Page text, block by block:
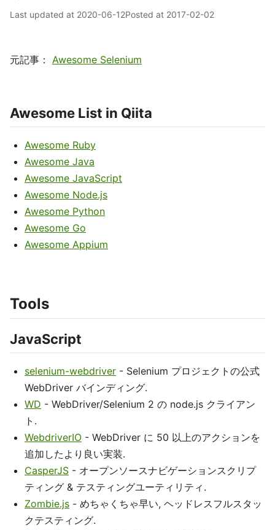
Last updated at 2020-06-12Posted at 2017-02-02
元記事： Awesome Selenium
Awesome List in Qiita
Awesome Ruby
Awesome Java
Awesome JavaScript
Awesome Node.js
Awesome Python
Awesome Go
Awesome Appium
Tools
JavaScript
selenium-webdriver - Selenium プロジェクトの公式
WebDriver バインディング.
WD - WebDriver/Selenium 2 の node.js クライアン
ト.
WebdriverIO - WebDriver に 50 以上のアクションを
追加したより良い実装.
CasperJS - オープンソースナビゲーションスクリプ
ティング & テスティングユーティリティ.
Zombie.js - めちゃくちゃ早い, ヘッドレスフルスタッ
クテスティング.